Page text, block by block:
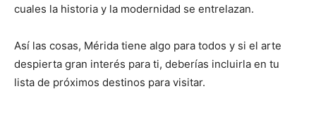
cuales la historia y la modernidad se entrelazan.
Así las cosas, Mérida tiene algo para todos y si el arte
despierta gran interés para ti, deberías incluirla en tu
lista de próximos destinos para visitar.